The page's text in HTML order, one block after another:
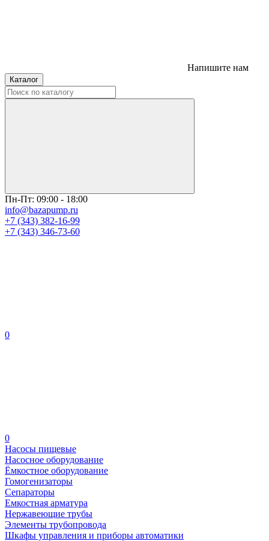
Напишите нам
Каталог
Пн-Пт: 09:00 - 18:00
info@bazapump.ru
+7 (343) 382-16-99
+7 (343) 346-73-‬60
0
0
Насосы пищевые
Насосное оборудование
Ёмкостное оборудование
Гомогенизаторы
Сепараторы
Емкостная арматура
Нержавеющие трубы
Элементы трубопровода
Шкафы управления и приборы автоматики